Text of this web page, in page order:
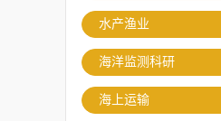
水产渔业
海洋监测科研
海上运输